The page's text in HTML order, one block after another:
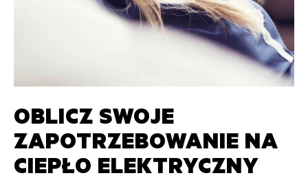
OBLICZ SWOJE
ZAPOTRZEBOWANIE NA
CIEPŁO ELEKTRYCZNY